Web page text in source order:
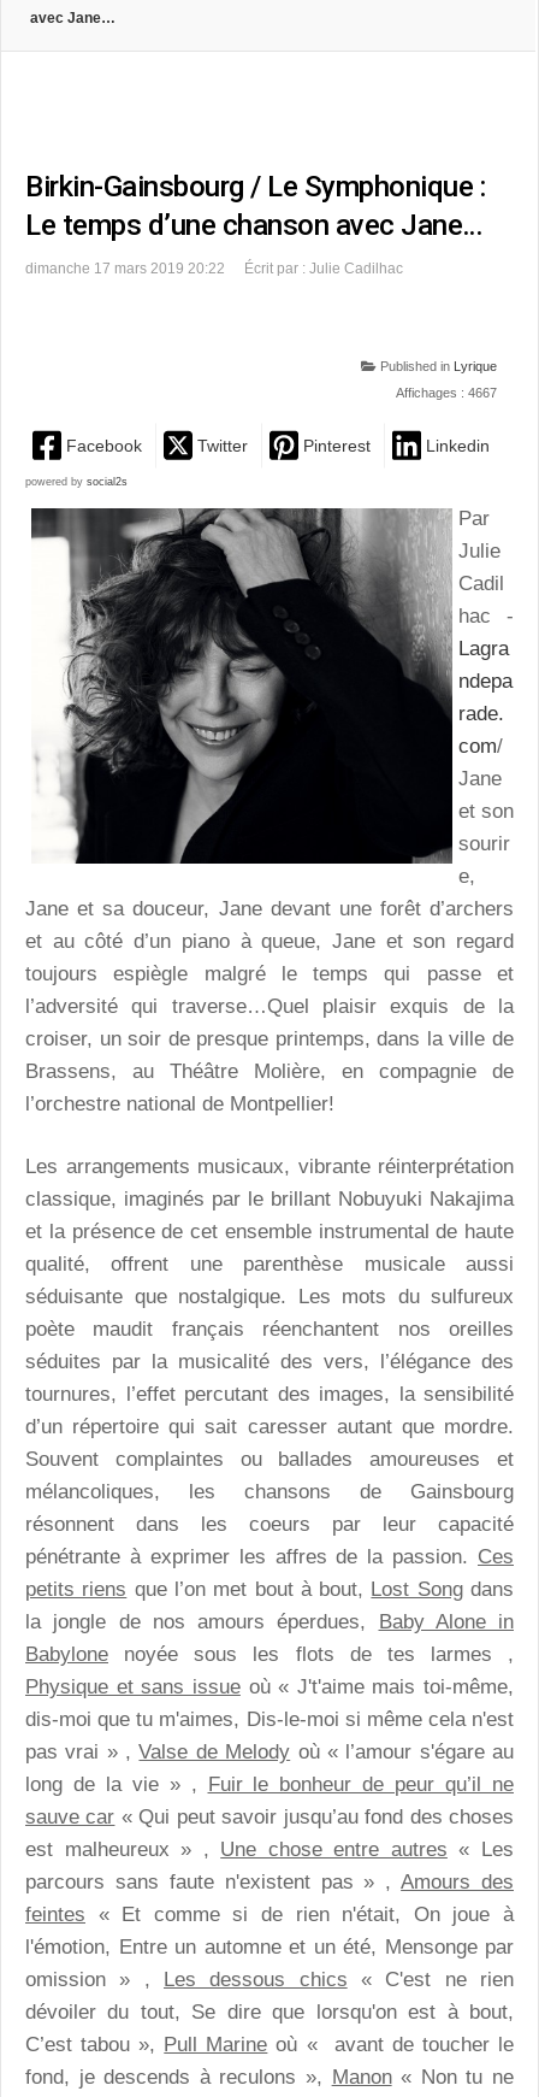
avec Jane…
Birkin-Gainsbourg / Le Symphonique :
Le temps d’une chanson avec Jane…
dimanche 17 mars 2019 20:22 Écrit par : Julie Cadilhac
Published in
Lyrique
Affichages : 4667
Facebook Twitter Pinterest Linkedin
powered by social2s
Par
Julie
Cadil
hac -
Lagra
ndepa
rade.
com/
Jane
et son
sourir
e,
Jane et sa douceur, Jane devant une forêt d’archers
et au côté d’un piano à queue, Jane et son regard
toujours espiègle malgré le temps qui passe et
l’adversité qui traverse…Quel plaisir exquis de la
croiser, un soir de presque printemps, dans la ville de
Brassens, au Théâtre Molière, en compagnie de
l’orchestre national de Montpellier!
Les arrangements musicaux, vibrante réinterprétation
classique, imaginés par le brillant Nobuyuki Nakajima
et la présence de cet ensemble instrumental de haute
qualité, offrent une parenthèse musicale aussi
séduisante que nostalgique. Les mots du sulfureux
poète maudit français réenchantent nos oreilles
séduites par la musicalité des vers, l’élégance des
tournures, l’effet percutant des images, la sensibilité
d’un répertoire qui sait caresser autant que mordre.
Souvent complaintes ou ballades amoureuses et
mélancoliques, les chansons de Gainsbourg
résonnent dans les coeurs par leur capacité
pénétrante à exprimer les affres de la passion. Ces
petits riens que l’on met bout à bout, Lost Songdans
la jongle de nos amours éperdues,
Baby Alone in
Babylone noyée sous les flots de tes larmes ,
Physique et sans issueoù « J't'aime mais toi-même,
dis-moi que tu m'aimes, Dis-le-moi si même cela n'est
pas vrai » ,Valse de Melody où « l’amour s'égare au
long de la vie » ,
Fuir le bonheur de peur qu’il ne
sauve car « Qui peut savoir jusqu’au fond des choses
est malheureux » , Une chose entre autres « Les
parcours sans faute n'existent pas » ,Amours des
feintes « Et comme si de rien n'était, On joue à
l'émotion, Entre un automne et un été, Mensonge par
omission » ,
Les dessous chics « C'est ne rien
dévoiler du tout, Se dire que lorsqu'on est à bout,
C’est tabou », Pull Marine où « avant de toucher le
fond, je descends à reculons », Manon« Non tu ne